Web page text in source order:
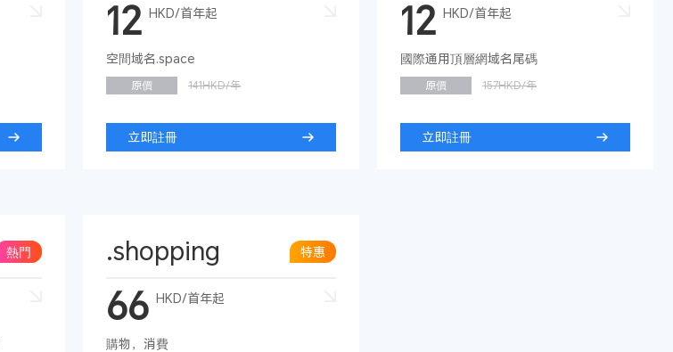
12 HKD/首年起
空間域名.space
原價 141HKD/年
立即註冊
12 HKD/首年起
國際通用頂層網域名尾碼
原價 157HKD/年
立即註冊
熱門 .shopping 特惠
66 HKD/首年起
購物，消費